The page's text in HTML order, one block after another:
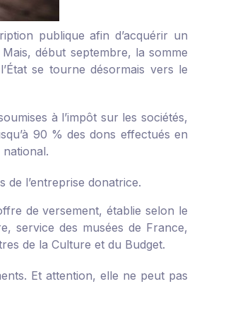
publique afin d’acquérir un
début septembre, la somme
se tourne désormais vers le
à l’impôt sur les sociétés,
90 % des dons effectués en
de l’entreprise donatrice.
de versement, établie selon le
service des musées de France,
de la Culture et du Budget.
Et attention, elle ne peut pas